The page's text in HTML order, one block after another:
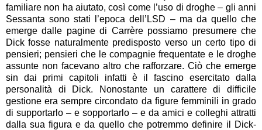
familiare non ha aiutato, così come l’uso di droghe – gli anni
Sessanta sono stati l’epoca dell’LSD – ma da quello che
emerge dalle pagine di Carrère possiamo presumere che
Dick fosse naturalmente predisposto verso un certo tipo di
pensieri; pensieri che le compagnie frequentate e le droghe
assunte non facevano altro che rafforzare. Ciò che emerge
sin dai primi capitoli infatti è il fascino esercitato dalla
personalità di Dick. Nonostante un carattere di difficile
gestione era sempre circondato da figure femminili in grado
di supportarlo – e sopportarlo – e da amici e colleghi attratti
dalla sua figura e da quello che potremmo definire il Dick-